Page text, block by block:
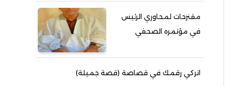
مقنرحات لمحاوري الرئيس
في مؤتمره الصحفي
اتركي رقمك في قصاصة (قصة جميلة)